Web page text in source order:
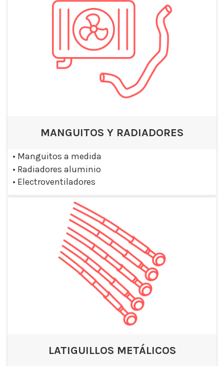
MANGUITOS Y RADIADORES
• Manguitos a medida
• Radiadores aluminio
• Electroventiladores
LATIGUILLOS METÁLICOS